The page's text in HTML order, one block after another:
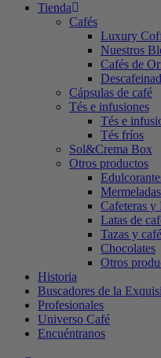
Tienda
Cafés
Luxury
Nuestros
Cafés de
Cápsulas de café
Tés e infusiones
Tés e
Tés fríos
Sol&Crema Box
Otros productos
Mermeladas
Cafeteras
Latas de
Tazas y café
Chocolates
Otros
Historia
Buscadores de la
Profesionales
Universo Café
Encuéntranos